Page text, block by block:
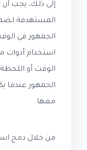
إلى ذلك، يجب أن
المستهدفة
الجمهور في
استخدام أدوات
الوقت أو
الجمهور عندما
معها.
من خلال دمج